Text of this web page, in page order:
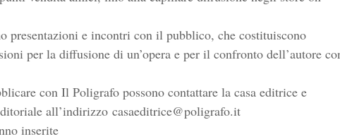
presentazioni e incontri con il pubblico, che costituiscono
per la diffusione di un’opera e per il confronto dell’autore
con Il Poligrafo possono contattare la casa editrice e
all’indirizzo casaeditrice@poligrafo.it
inserite